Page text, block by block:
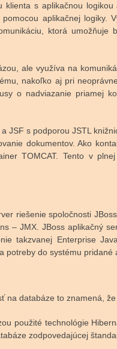
s aplikačnou
aplikačnej logiky.
ktorá
ale využíva na
nakoľko aj pri
o nadviazanie priamej
JSF s podporou JSTL
dokumentov. Ako
TOMCAT. Tento v
riešenie spoločnosti
– JMX. JBoss aplikačný
takzvanej Enterprise
do systému pridané
databáze to znamená,
použité technológie
zodpovedajúcej